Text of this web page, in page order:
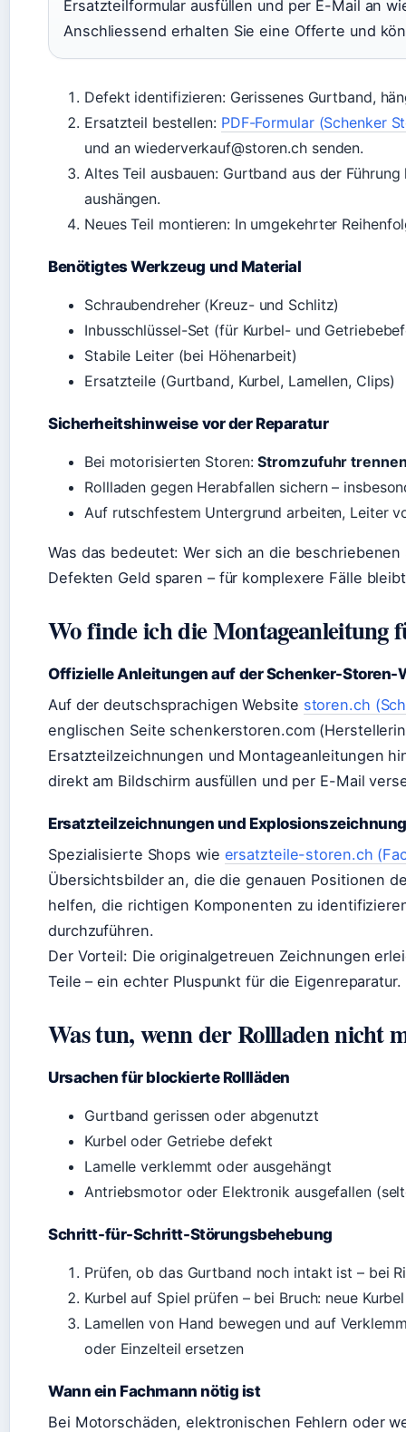
Ersatzteilformular ausfüllen und per E-Mail an
Anschliessend erhalten Sie eine Offerte und
Defekt identifizieren: Gerissenes Gurtband,
Ersatzteil bestellen: PDF-Formular (Schenker
und an wiederverkauf@storen.ch senden.
Altes Teil ausbauen: Gurtband aus der
aushängen.
Neues Teil montieren: In umgekehrter
Benötigtes Werkzeug und Material
Schraubendreher (Kreuz- und Schlitz)
Inbusschlüssel-Set (für Kurbel- und
Stabile Leiter (bei Höhenarbeit)
Ersatzteile (Gurtband, Kurbel, Lamellen, Clips)
Sicherheitshinweise vor der Reparatur
Bei motorisierten Storen:Stromzufuhr
Rollladen gegen Herabfallen sichern –
Auf rutschfestem Untergrund arbeiten, Leiter
Was das bedeutet: Wer sich an die
Defekten Geld sparen – für komplexere Fälle
Wo finde ich die Montageanleitung
Offizielle Anleitungen auf der Schenker-Storen-
Auf der deutschsprachigen Website storen.ch
englischen Seite schenkerstoren.com
Ersatzteilzeichnungen und Montageanleitungen
direkt am Bildschirm ausfüllen und per E-Mail
Ersatzteilzeichnungen und
Spezialisierte Shops wie ersatzteile-storen.ch
Übersichtsbilder an, die die genauen Positionen
helfen, die richtigen Komponenten zu
durchzuführen.
Der Vorteil: Die originalgetreuen Zeichnungen
Teile – ein echter Pluspunkt für die Eigenreparatur.
Was tun, wenn der Rollladen nicht
Ursachen für blockierte Rollläden
Gurtband gerissen oder abgenutzt
Kurbel oder Getriebe defekt
Lamelle verklemmt oder ausgehängt
Antriebsmotor oder Elektronik ausgefallen
Schritt-für-Schritt-Störungsbehebung
Prüfen, ob das Gurtband noch intakt ist – bei
Kurbel auf Spiel prüfen – bei Bruch: neue
Lamellen von Hand bewegen und auf
oder Einzelteil ersetzen
Wann ein Fachmann nötig ist
Bei Motorschäden, elektronischen Fehlern oder